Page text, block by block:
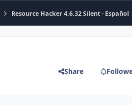
Resource Hacker 4.6.32 Silent - Español
Share